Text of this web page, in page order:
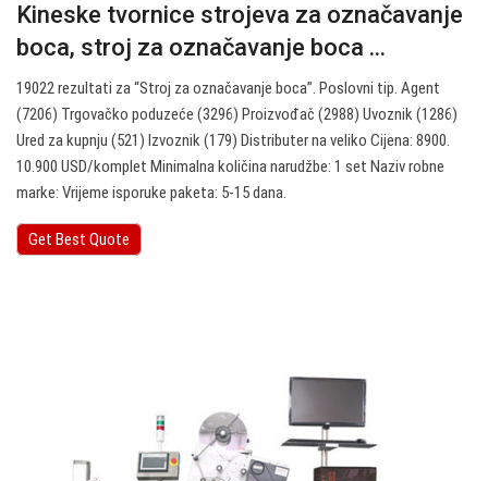
Kineske tvornice strojeva za označavanje
boca, stroj za označavanje boca ...
19022 rezultati za “Stroj za označavanje boca”. Poslovni tip. Agent
(7206) Trgovačko poduzeće (3296) Proizvođač (2988) Uvoznik (1286)
Ured za kupnju (521) Izvoznik (179) Distributer na veliko Cijena: 8900.
10.900 USD/komplet Minimalna količina narudžbe: 1 set Naziv robne
marke: Vrijeme isporuke paketa: 5-15 dana.
Get Best Quote